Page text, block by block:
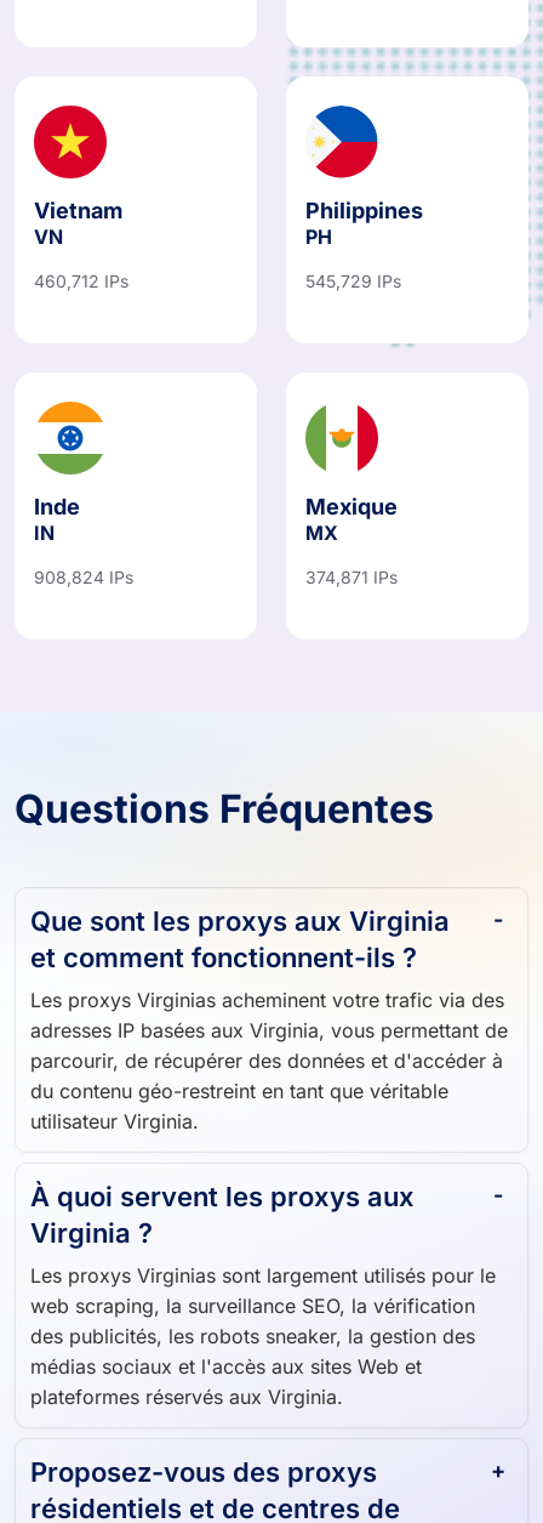
Vietnam
VN
Philippines
PH
Inde
IN
Mexique
MX
Questions Fréquentes
Que sont les proxys aux Virginia
et comment fonctionnent-ils ?
Les proxys Virginias acheminent votre trafic via des
adresses IP basées aux Virginia, vous permettant de
parcourir, de récupérer des données et d'accéder à
du contenu géo-restreint en tant que véritable
À quoi servent les proxys aux
Virginia ?
Les proxys Virginias sont largement utilisés pour le
web scraping, la surveillance SEO, la vérification
des publicités, les robots sneaker, la gestion des
médias sociaux et l'accès aux sites Web et
Proposez-vous des proxys